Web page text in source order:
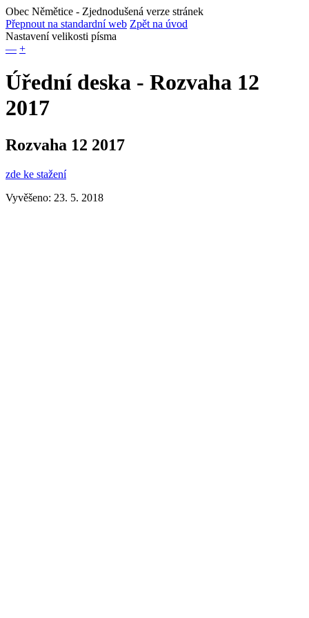
Obec Němětice - Zjednodušená verze stránek
Přepnout na standardní web Zpět na úvod
Nastavení velikosti písma
— +
Úřední deska - Rozvaha 12
2017
Rozvaha 12 2017
zde ke stažení
Vyvěšeno: 23. 5. 2018